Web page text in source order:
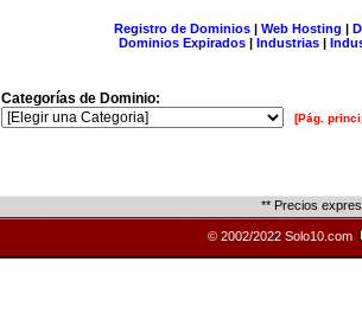
Registro de Dominios| Web Hosting |
Dominios Expirados | Industrias |
Categorías de Dominio:
[Pág.
** Precios
© 2002/2022 Solo10.com